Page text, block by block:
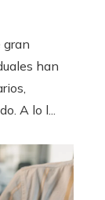
gran
han
A lo l...